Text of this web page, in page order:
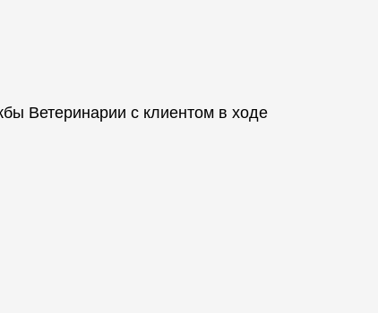
Ветеринарии с клиентом в ходе